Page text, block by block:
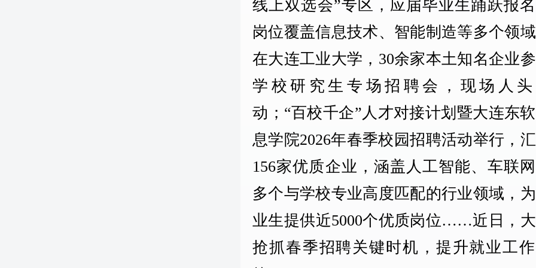
线上双选会”专区，应届毕业生踊跃报
岗位覆盖信息技术、智能制造等多个领
在大连工业大学，30余家本土知名企业
学校研究生专场招聘会，现场人
动；“百校千企”人才对接计划暨大连东
息学院2026年春季校园招聘活动举行，
156家优质企业，涵盖人工智能、车联
多个与学校专业高度匹配的行业领域，
业生提供近5000个优质岗位……近日，
抢抓春季招聘关键时机，提升就业工